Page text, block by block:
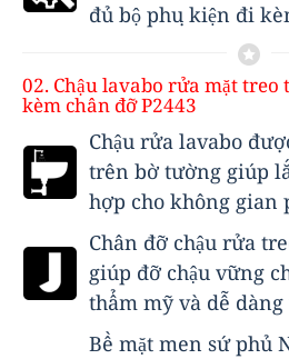
đủ bộ phụ kiện đi
02. Chậu lavabo rửa mặt treo
kèm chân đỡ P2443
Chậu rửa lavabo
trên bờ tường giúp
hợp cho không gian
Chân đỡ chậu rửa
giúp đỡ chậu vững
thẩm mỹ và dễ dàng
Bề mặt men sứ phủ